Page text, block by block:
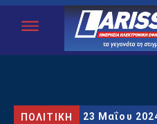
ΠΟΛΙΤΙΚΗ 23 Μαΐου